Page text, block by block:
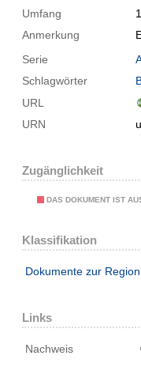
Umfang
Anmerkung
Serie
Schlagwörter
URL
URN
Zugänglichkeit
DAS DOKUMENT IST
Klassifikation
Dokumente zur Region
Links
Nachweis